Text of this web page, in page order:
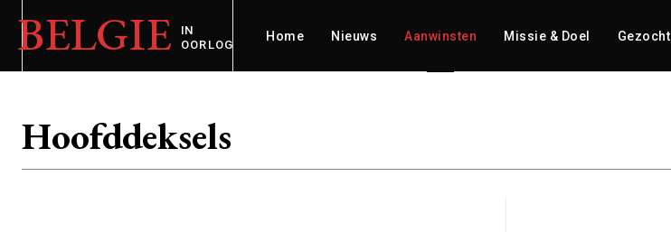
BELGIE
IN
OORLOG
Home Nieuws Aanwinsten Missie & Doel Gezocht
Hoofddeksels